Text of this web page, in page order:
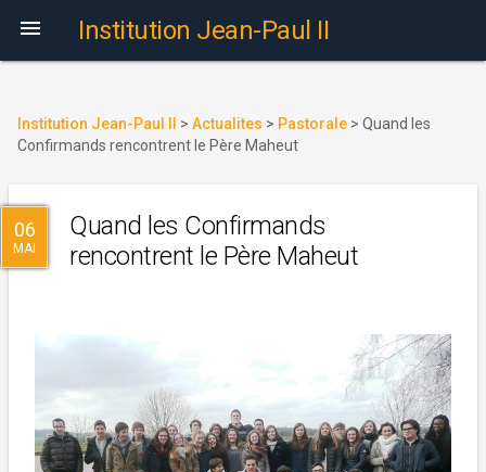
 Institution Jean-Paul II
Institution Jean-Paul II > Actualites > Pastorale > Quand les
Confirmands rencontrent le Père Maheut
06
MAI
Quand les Confirmands
rencontrent le Père Maheut